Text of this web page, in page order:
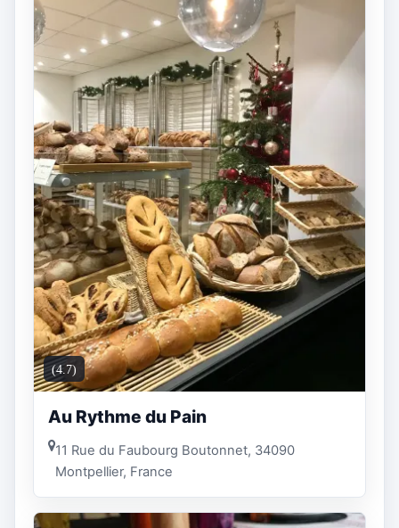
(4.7)
Au Rythme du Pain
11 Rue du Faubourg Boutonnet, 34090
Montpellier, France